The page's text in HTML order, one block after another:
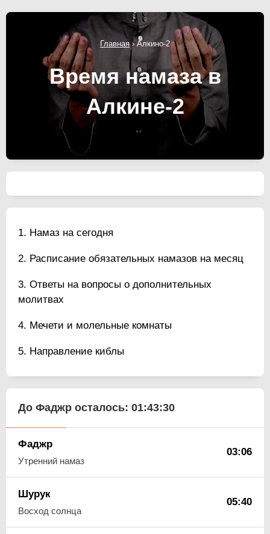
Главная› Алкино-2
Время намаза в
Алкине-2
Намаз на сегодня
Расписание обязательных намазов на месяц
Ответы на вопросы о дополнительных
молитвах
Мечети и молельные комнаты
Направление киблы
До Фаджр осталось: 01:43:29
Фаджр
Утренний намаз
03:06
Шурук
Восход солнца
05:40